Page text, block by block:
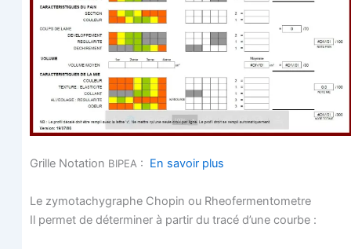
Grille Nota­tion BIPEA: En savoir plus
Le zymo­ta­chy­graphe Cho­pin ou Rheofermentometre
Il per­met de déter­mi­ner à par­tir du tra­cé d’une courbe :